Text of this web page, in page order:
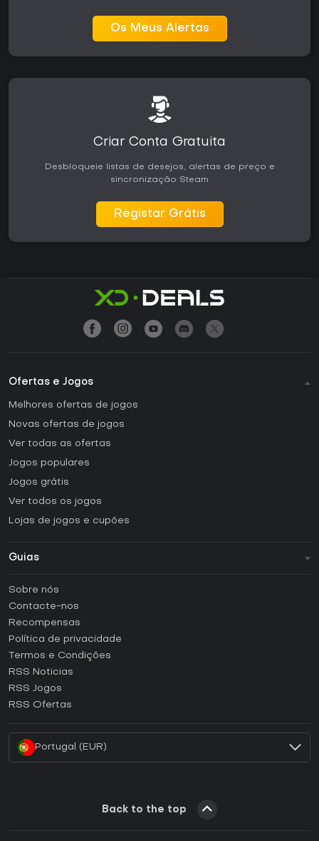
Os Meus Alertas
Criar Conta Gratuita
Desbloqueie listas de desejos, alertas de preço e
sincronização Steam
Registar Grátis
Ofertas e Jogos
Melhores ofertas de jogos
Novas ofertas de jogos
Ver todas as ofertas
Jogos populares
Jogos grátis
Ver todos os jogos
Lojas de jogos e cupões
Guias
Como ativar uma CD Key Steam?
Como ativar uma CD Key Epic Games?
Como ativar uma CD Key GOG?
Como ativar uma CD Key Ubisoft Connect?
Sobre nós
Contacte-nos
Recompensas
Política de privacidade
Termos e Condições
RSS Noticias
RSS Jogos
RSS Ofertas
Portugal (EUR)
Back to the top